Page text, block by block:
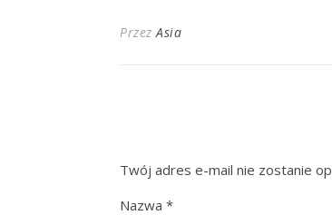
PrzezAsia
Twój adres e-mail nie zostanie
Nazwa *